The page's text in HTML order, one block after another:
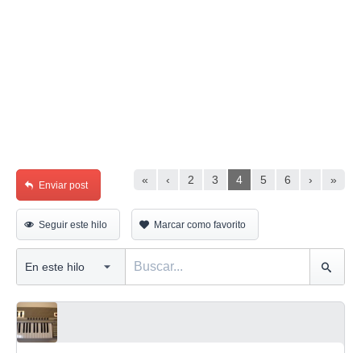
« ‹ 2 3 4 5 6 › »
Enviar post
Seguir este hilo Marcar como favorito